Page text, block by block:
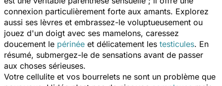
connexion particulièrement forte aux amants. Explorez
aussi ses lèvres et embrassez-le voluptueusement ou
jouez d'un doigt avec ses mamelons, caressez
doucement le périnée et délicatement les testicules. En
résumé, submergez-le de sensations avant de passer
aux choses sérieuses.
Votre cellulite et vos bourrelets ne sont un problème que